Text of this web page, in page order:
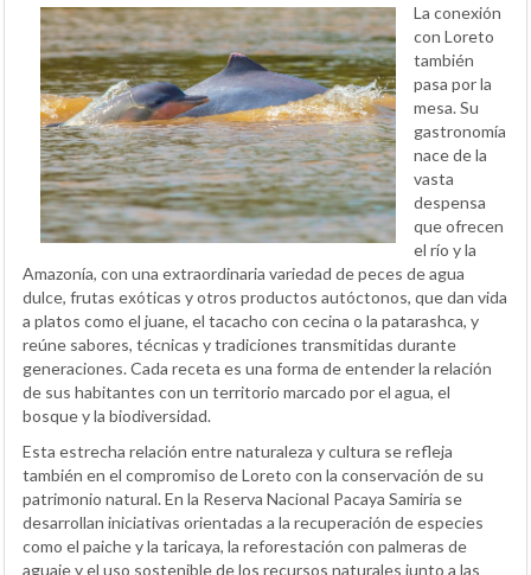
La conexión
con Loreto
también
pasa por la
mesa. Su
gastronomía
nace de la
vasta
despensa
que ofrecen
el río y la
Amazonía, con una extraordinaria variedad de peces de agua
dulce, frutas exóticas y otros productos autóctonos, que dan vida
a platos como el juane, el tacacho con cecina o la patarashca, y
reúne sabores, técnicas y tradiciones transmitidas durante
generaciones. Cada receta es una forma de entender la relación
de sus habitantes con un territorio marcado por el agua, el
bosque y la biodiversidad.
Esta estrecha relación entre naturaleza y cultura se refleja
también en el compromiso de Loreto con la conservación de su
patrimonio natural. En la Reserva Nacional Pacaya Samiria se
desarrollan iniciativas orientadas a la recuperación de especies
como el paiche y la taricaya, la reforestación con palmeras de
aguaje y el uso sostenible de los recursos naturales junto a las